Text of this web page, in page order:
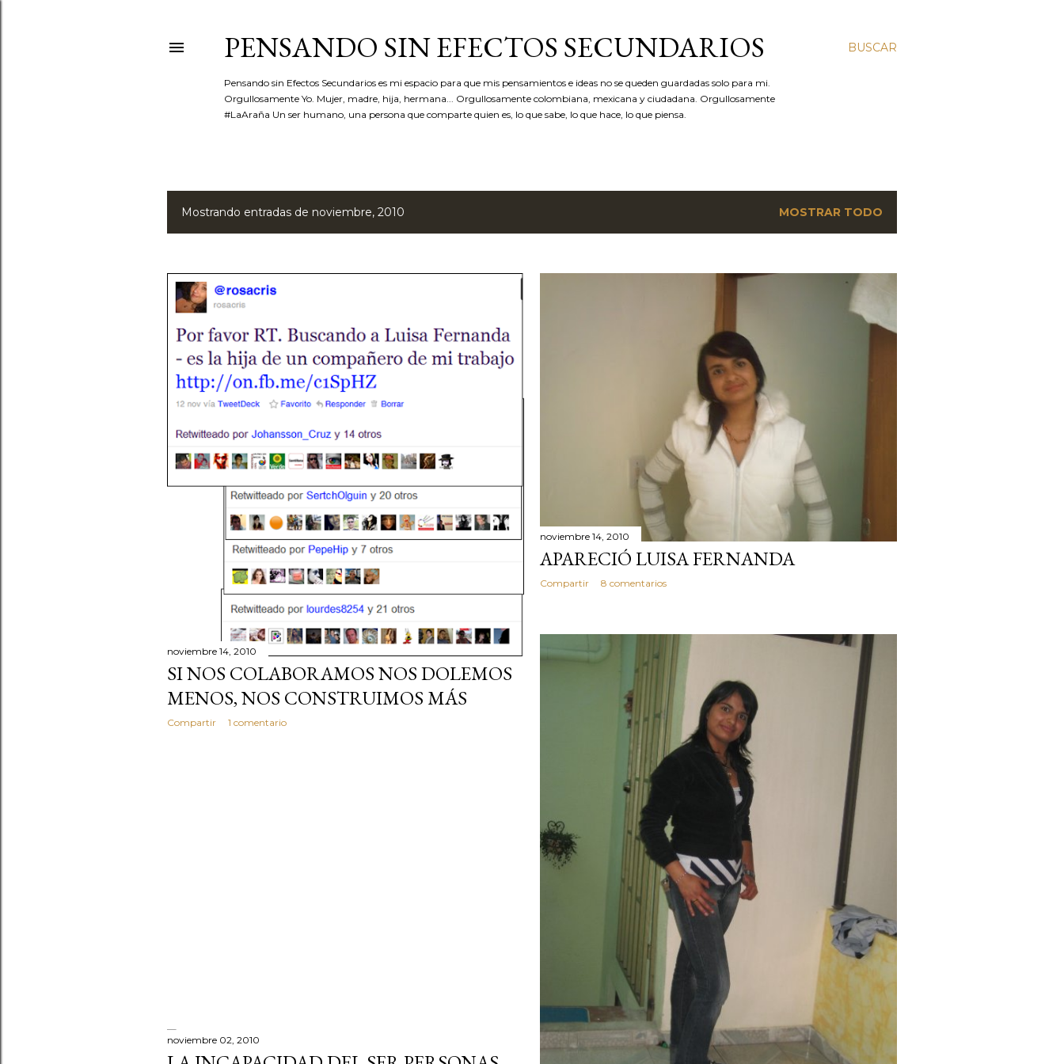
BUSCAR
PENSANDO SIN EFECTOS SECUNDARIOS
Pensando sin Efectos Secundarios es mi espacio para que mis pensamientos e ideas no se queden guardadas solo para mi.
Orgullosamente Yo. Mujer, madre, hija, hermana... Orgullosamente colombiana, mexicana y ciudadana. Orgullosamente
#LaAraña Un ser humano, una persona que comparte quien es, lo que sabe, lo que hace, lo que piensa.
E
r
a
d
a
Mostrando entradas de noviembre, 2010 MOSTRAR TODO
noviembre 14, 2010
SI NOS COLABORAMOS NOS DOLEMOS
MENOS, NOS CONSTRUIMOS MÁS
Compartir 1 comentario
noviembre 14, 2010
APARECIÓ LUISA FERNANDA
Compartir 8 comentarios
noviembre 02, 2010